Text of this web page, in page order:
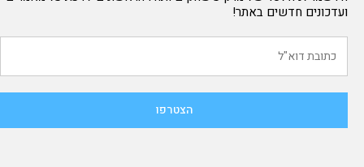
ועדכונים חדשים באתר!